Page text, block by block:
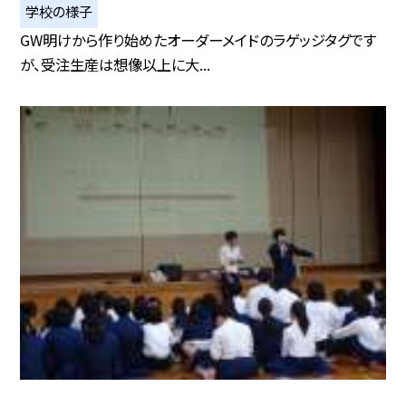
学校の様子
GW明けから作り始めたオーダーメイドのラゲッジタグです
が、受注生産は想像以上に大...